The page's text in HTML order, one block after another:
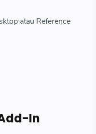
atau Reference
In